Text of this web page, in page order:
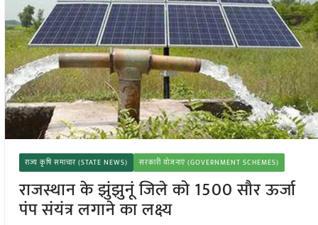
राज्य कृषि समाचार (STATE NEWS) सरकारी योजनाएं (GOVERNMENT SCHEMES)
राजस्थान के झुंझुनूं जिले को 1500 सौर ऊर्जा
पंप संयंत्र लगाने का लक्ष्य